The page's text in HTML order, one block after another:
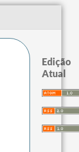
Edição
Atual